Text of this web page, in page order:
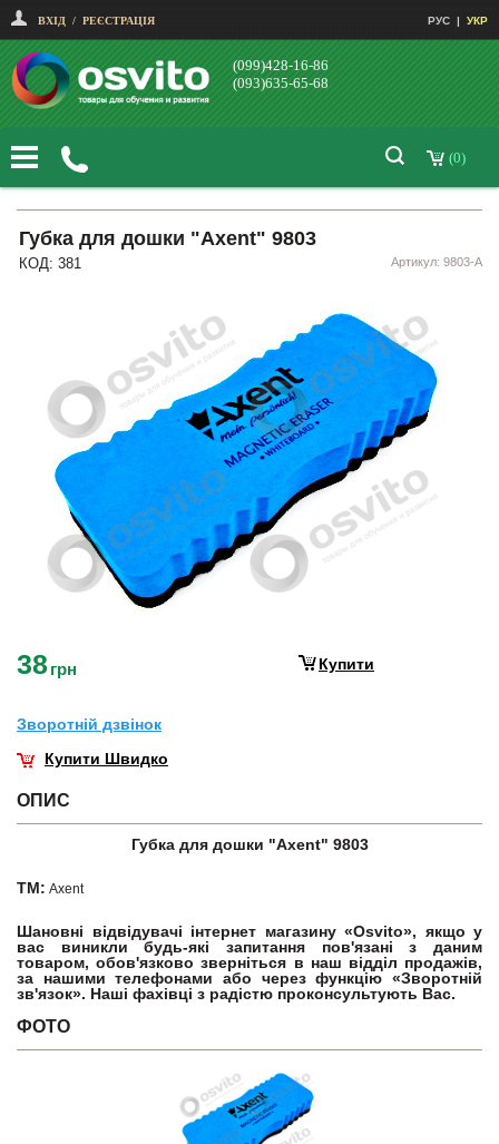
ВХІД / РЕЄСТРАЦІЯ РУС | УКР
(099)428-16-86
(093)635-65-68
(0)
Губка для дошки "Axent" 9803
КОД: 381 Артикул: 9803-А
38грн Купити
Зворотнiй дзвiнок
Купити Швидко
ОПИС
Губка для дошки "Axent" 9803
ТМ: Axent
Шановні відвідувачі інтернет магазину «Osvito», якщо у
вас виникли будь-які запитання пов'язані з даним
товаром, обов'язково зверніться в наш відділ продажів,
за нашими телефонами або через функцію «Зворотній
зв'язок». Наші фахівці з радістю проконсультують Вас.
ФОТО